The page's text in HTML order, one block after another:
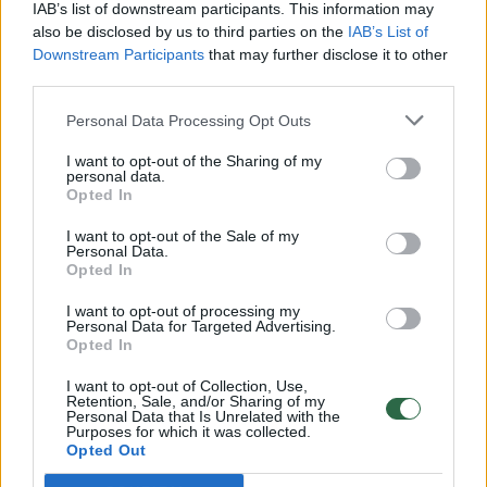
IAB’s list of downstream participants. This information may
also be disclosed by us to third parties on the IAB’s List of
Downstream Participants that may further disclose it to other
Personal Data Processing Opt Outs
I want to opt-out of the Sharing of my
personal data.
Opted In
I want to opt-out of the Sale of my
Personal Data.
Opted In
I want to opt-out of processing my
Personal Data for Targeted Advertising.
Opted In
I want to opt-out of Collection, Use,
Retention, Sale, and/or Sharing of my
Personal Data that Is Unrelated with the
Purposes for which it was collected.
Opted Out
salone yra naudojama folija. Panaudota
keliauja į bendrą šiukšlių dėžę. V. Vančys teigė,
kad atliekas rūšiuotų, jeigu netoli grožio
salono būtų tam skirti konteineriai.
Nenori apkrauti specialistų papildomu
darbu
Foliją naudoja ne tik plaukų dažymo, bet ir
manikiūro bei pedikiūro meistrai. Blizgių
laką. Pasak salono „Beauty Nail” vadybininkės
Andželikos Bil, visa čia panaudota folija
keliauja į bendrą šiukšlių konteinerį. Viename